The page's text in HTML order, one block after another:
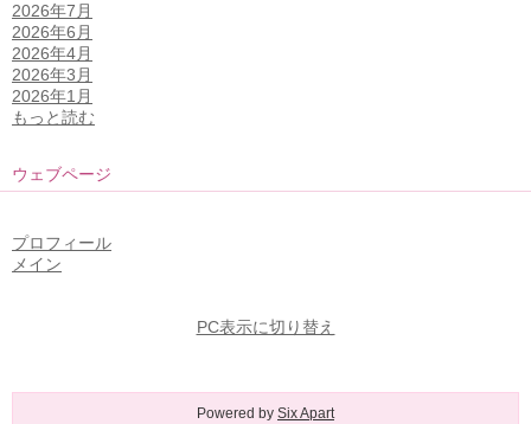
2026年7月
2026年6月
2026年4月
2026年3月
2026年1月
もっと読む
ウェブページ
プロフィール
メイン
PC表示に切り替え
Powered by Six Apart